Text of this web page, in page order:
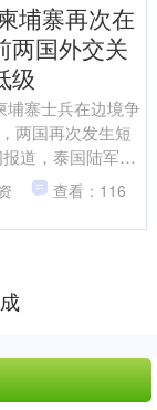
埔寨再次在
两国外交关
级
埔寨士兵在边境争
两国再次发生短
道，泰国陆军在7
，柬埔寨方面在
查看：116